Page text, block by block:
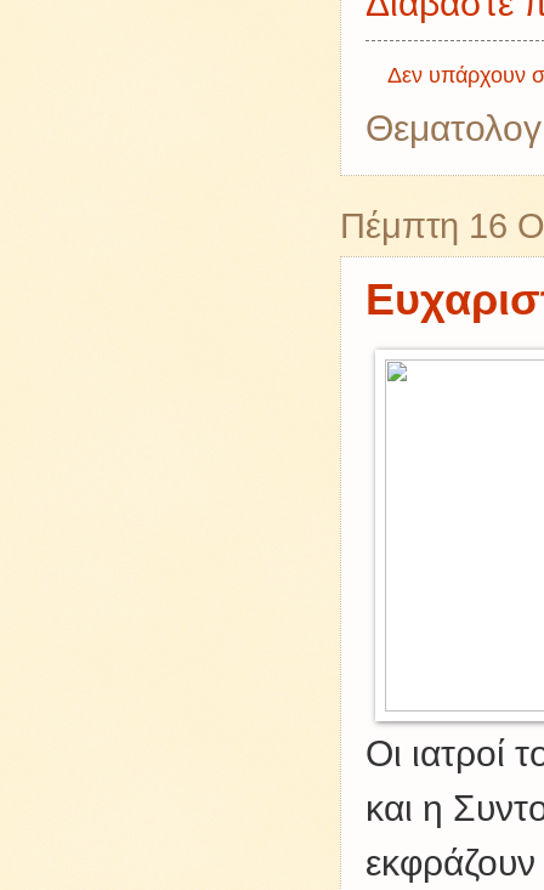
Δεν υπάρχουν
Πέμπτη 16
Οι ιατροί
και η
εκφράζουν